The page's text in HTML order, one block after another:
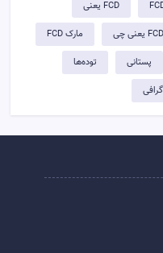
FCD یعنی
FCD یعنی چی مارک FCD
پستانی توده‌ها